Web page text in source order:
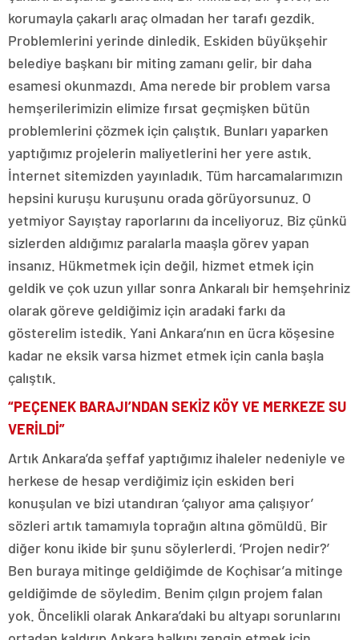
korumayla çakarlı araç olmadan her tarafı gezdik.
Problemlerini yerinde dinledik. Eskiden büyükşehir
belediye başkanı bir miting zamanı gelir, bir daha
esamesi okunmazdı. Ama nerede bir problem varsa
hemşerilerimizin elimize fırsat geçmişken bütün
problemlerini çözmek için çalıştık. Bunları yaparken
yaptığımız projelerin maliyetlerini her yere astık.
İnternet sitemizden yayınladık. Tüm harcamalarımızın
hepsini kuruşu kuruşunu orada görüyorsunuz. O
yetmiyor Sayıştay raporlarını da inceliyoruz. Biz çünkü
sizlerden aldığımız paralarla maaşla görev yapan
insanız. Hükmetmek için değil, hizmet etmek için
geldik ve çok uzun yıllar sonra Ankaralı bir hemşehriniz
olarak göreve geldiğimiz için aradaki farkı da
gösterelim istedik. Yani Ankara’nın en ücra köşesine
kadar ne eksik varsa hizmet etmek için canla başla
çalıştık.
“PEÇENEK BARAJI’NDAN SEKİZ KÖY VE MERKEZE SU
VERİLDİ”
Artık Ankara’da şeffaf yaptığımız ihaleler nedeniyle ve
herkese de hesap verdiğimiz için eskiden beri
konuşulan ve bizi utandıran ‘çalıyor ama çalışıyor’
sözleri artık tamamıyla toprağın altına gömüldü. Bir
diğer konu ikide bir şunu söylerlerdi. ‘Projen nedir?’
Ben buraya mitinge geldiğimde de Koçhisar’a mitinge
geldiğimde de söyledim. Benim çılgın projem falan
yok. Öncelikli olarak Ankara’daki bu altyapı sorunlarını